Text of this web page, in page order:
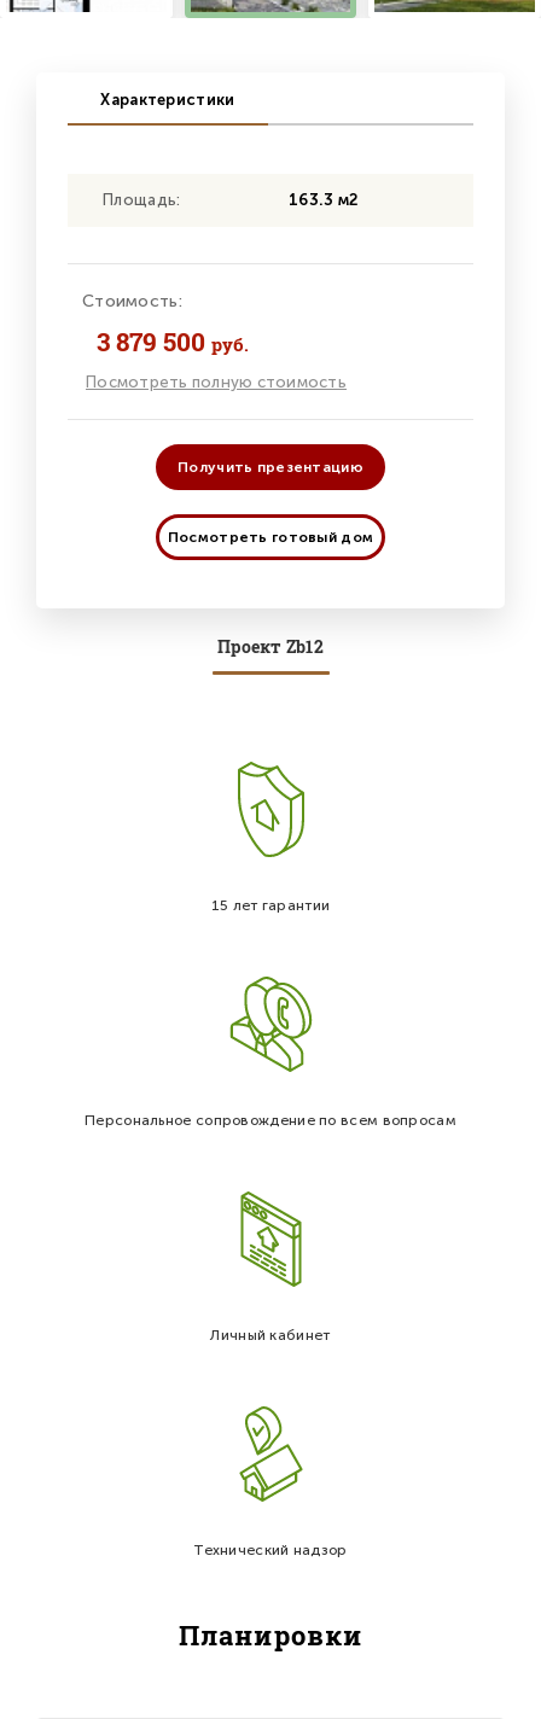
Характеристики
Площадь: 163.3 м2
Стоимость:
3 879 500 руб.
Посмотреть полную стоимость
Получить презентацию
Посмотреть готовый дом
Проект Zb12
15 лет гарантии
Персональное сопровождение по всем вопросам
Личный кабинет
Технический надзор
Планировки